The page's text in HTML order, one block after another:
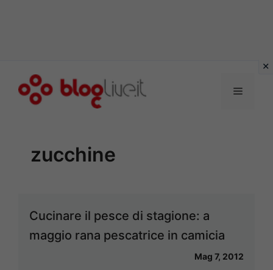
Menu
zucchine
Cucinare il pesce di stagione: a
maggio rana pescatrice in camicia
Mag 7, 2012